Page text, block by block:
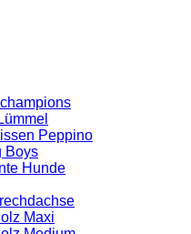
Peppino
Boys
Hunde
Maxi